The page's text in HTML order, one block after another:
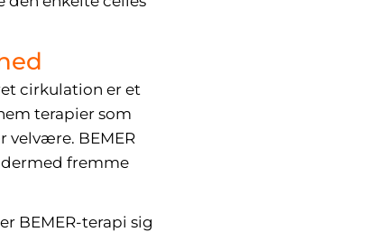
cirkulation er et
terapier som
velvære. BEMER
fremme
BEMER-terapi sig